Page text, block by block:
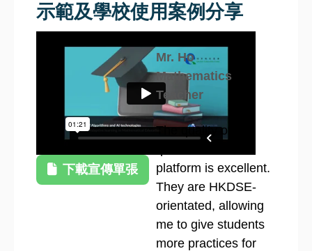
示範及學校使用案例分享
下載宣傳單張
Mr. Ho
Mathematics
Teacher
The quality of
platform is excellent.
They are HKDSE-
orientated, allowing
me to give students
more practices for